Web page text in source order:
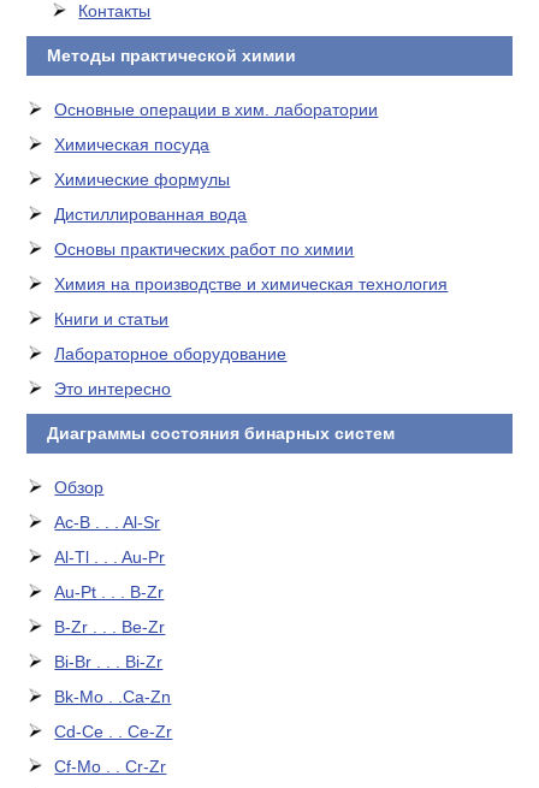
Контакты
Методы практической химии
Основные операции в хим. лаборатории
Химическая посуда
Химические формулы
Дистиллированная вода
Основы практических работ по химии
Химия на производстве и химическая технология
Книги и статьи
Лабораторное оборудование
Это интересно
Диаграммы состояния бинарных систем
Обзор
Ac-B . . . Al-Sr
Al-Tl . . . Au-Pr
Au-Pt . . . B-Zr
B-Zr . . . Be-Zr
Bi-Br . . . Bi-Zr
Bk-Mo . .Ca-Zn
Cd-Ce . . Ce-Zr
Cf-Mo . . Cr-Zr